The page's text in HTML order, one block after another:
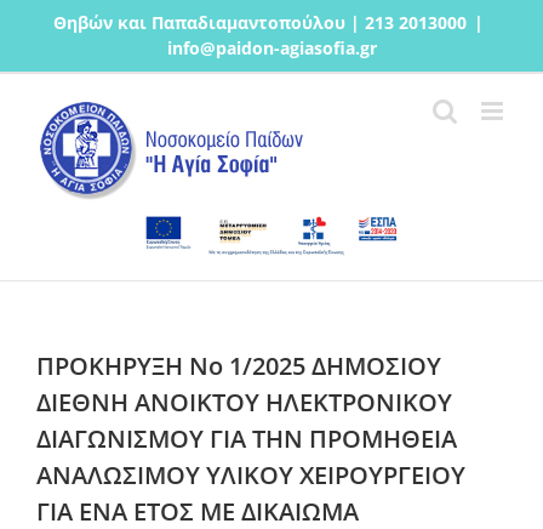
Μετάβαση
περιεχόμενο
Θηβών και Παπαδιαμαντοπούλου | 213 2013000 |
info@paidon-agiasofia.gr
ΠΡΟΚΗΡΥΞΗ Νο 1/2025 ΔΗΜΟΣΙΟΥ
ΔΙΕΘΝΗ ΑΝΟΙΚΤΟΥ ΗΛΕΚΤΡΟΝΙΚΟΥ
ΔΙΑΓΩΝΙΣΜΟΥ ΓΙΑ ΤΗΝ ΠΡΟΜΗΘΕΙΑ
ΑΝΑΛΩΣΙΜΟΥ ΥΛΙΚΟΥ ΧΕΙΡΟΥΡΓΕΙΟΥ
ΓΙΑ ΕΝΑ ΕΤΟΣ ΜΕ ΔΙΚΑΙΩΜΑ